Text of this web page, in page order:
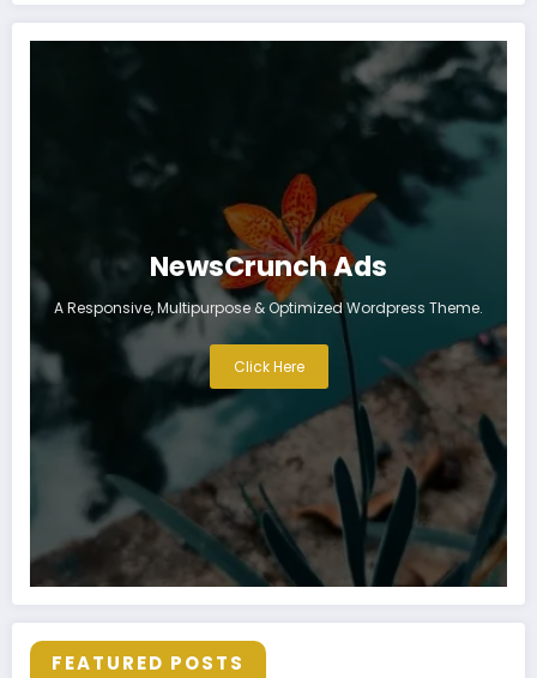
NewsCrunch Ads
A Responsive, Multipurpose & Optimized Wordpress Theme.
Click Here
FEATURED POSTS